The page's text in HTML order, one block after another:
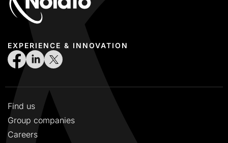
EXPERIENCE & INNOVATION
Find us
Group companies
Careers